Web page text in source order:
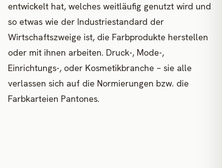
entwickelt hat, welches weitläufig genutzt wird und
so etwas wie der Industriestandard der
Wirtschaftszweige ist, die Farbprodukte herstellen
oder mit ihnen arbeiten. Druck-, Mode-,
Einrichtungs-, oder Kosmetikbranche – sie alle
verlassen sich auf die Normierungen bzw. die
Farbkarteien Pantones.